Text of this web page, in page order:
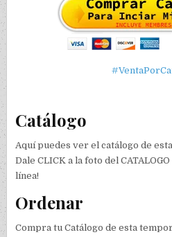
Catálogo
Aquí puedes ver el catálogo de
Dale CLICK a la foto del
línea!
Ordenar
Compra tu Catálogo de esta